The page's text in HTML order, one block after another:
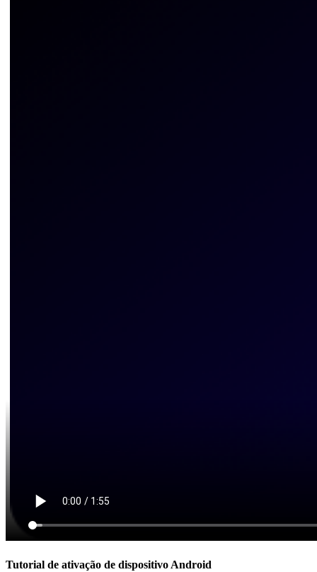
Tutorial de ativação de dispositivo Android